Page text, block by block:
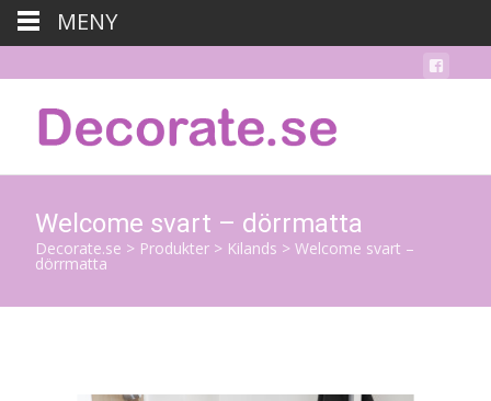
Welcome svart – dörrmatta
Decorate.se > Produkter > Kilands > Welcome svart –
dörrmatta
MENY